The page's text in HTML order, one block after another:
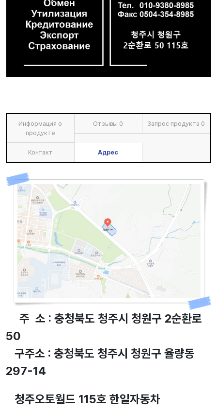
Информация о
продукте
Отзывы 0 Запрос продукта 0
Контакт Адрес
주 소 : 충청북도 청주시 청원구 2순환로
50
구주소 : 충청북도 청주시 청원구 율량동
297-14
청주오토월드 115호 한일자동차